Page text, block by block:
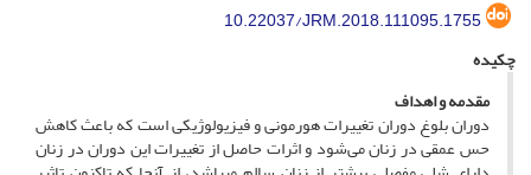
10.22037/JRM.2018.111095.1755
چکیده
مقدمه و اهداف
دوران بلوغ دوران تغییرات هورمونی و فیزیولوژیکی است که باعث کاهش
حس عمقی در زنان می‌شود و اثرات حاصل از تغییرات این دوران در زنان